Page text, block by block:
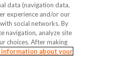
Brødrene Dahl. All Rights Reserved.
data (navigation data,
experience and/or our
social networks. By
navigation, analyze site
choices. After making
information about your